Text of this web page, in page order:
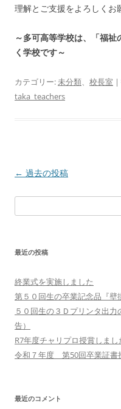
理解とご支援をよろしくお
～多可高等学校は、「福
く学校です～
カテゴリー:未分類、 校長室 |
taka_teachers
投
ー
シ
ョ
ン
← 過去の投稿
索:
最近の投稿
終業式を実施しました
第５０回生の卒業記念品『壁
５０回生の３Ｄプリンタ出
告）
R7年度チャリプロ授賞しまし
令和７年度 第50回卒業証書
最近のコメント